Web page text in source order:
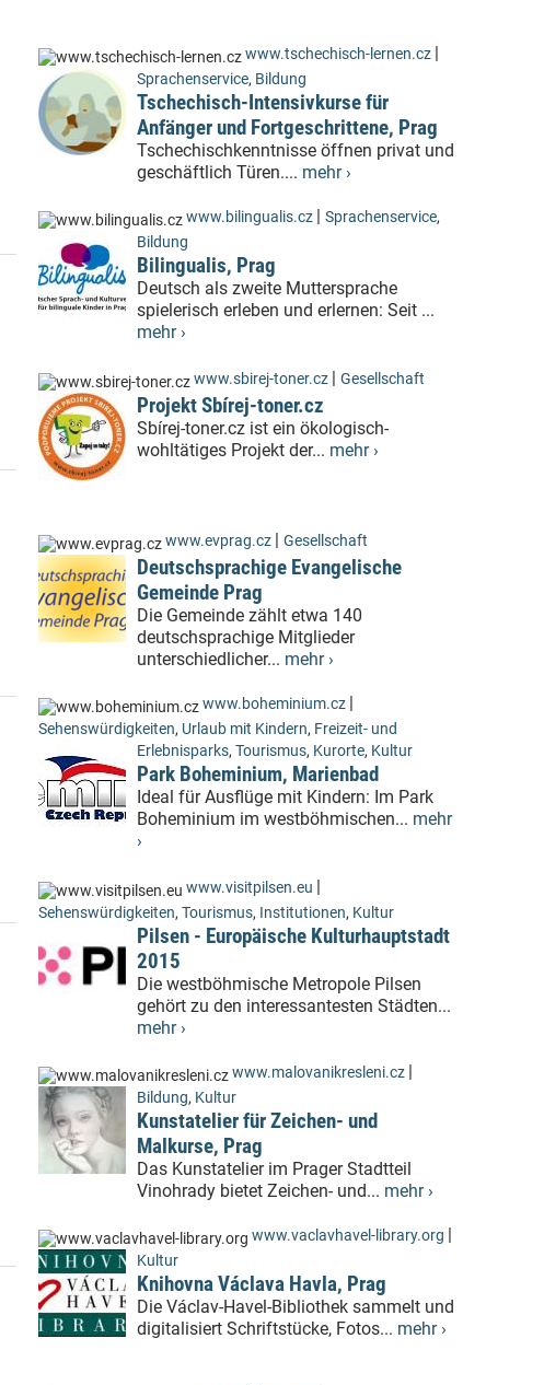
www.tschechisch-lernen.cz |
Sprachenservice, Bildung
Tschechisch-Intensivkurse für
Anfänger und Fortgeschrittene, Prag
Tschechischkenntnisse öffnen privat und
geschäftlich Türen.... mehr ›
www.bilingualis.cz | Sprachenservice,
Bildung
Bilingualis, Prag
Deutsch als zweite Muttersprache
spielerisch erleben und erlernen: Seit ...
mehr ›
www.sbirej-toner.cz | Gesellschaft
Projekt Sbírej-toner.cz
Sbírej-toner.cz ist ein ökologisch-
wohltätiges Projekt der... mehr ›
www.evprag.cz | Gesellschaft
Deutschsprachige Evangelische
Gemeinde Prag
Die Gemeinde zählt etwa 140
deutschsprachige Mitglieder
unterschiedlicher... mehr ›
www.boheminium.cz |
Sehenswürdigkeiten, Urlaub mit Kindern, Freizeit- und
Erlebnisparks, Tourismus, Kurorte, Kultur
Park Boheminium, Marienbad
Ideal für Ausflüge mit Kindern: Im Park
Boheminium im westböhmischen... mehr
›
www.visitpilsen.eu |
Sehenswürdigkeiten, Tourismus, Institutionen, Kultur
Pilsen - Europäische Kulturhauptstadt
2015
Die westböhmische Metropole Pilsen
gehört zu den interessantesten Städten...
mehr ›
www.malovanikresleni.cz |
Bildung, Kultur
Kunstatelier für Zeichen- und
Malkurse, Prag
Das Kunstatelier im Prager Stadtteil
Vinohrady bietet Zeichen- und... mehr ›
www.vaclavhavel-library.org |
Kultur
Knihovna Václava Havla, Prag
Die Václav-Havel-Bibliothek sammelt und
digitalisiert Schriftstücke, Fotos... mehr ›